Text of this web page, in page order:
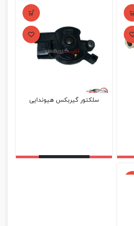
سلکتور گیربکس هیوندایی